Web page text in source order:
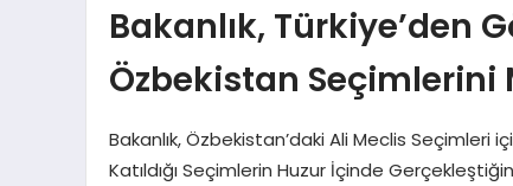
Bakanlık, Türkiye’den
Özbekistan Seçimlerini
Bakanlık, Özbekistan’daki Ali Meclis Seçimleri
Katıldığı Seçimlerin Huzur İçinde